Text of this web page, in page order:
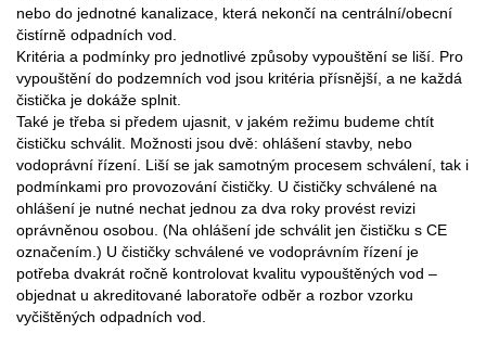
nebo do jednotné kanalizace, která nekončí na centrální/obecní
čistírně odpadních vod.
Kritéria a podmínky pro jednotlivé způsoby vypouštění se liší. Pro
vypouštění do podzemních vod jsou kritéria přísnější, a ne každá
čistička je dokáže splnit.
Také je třeba si předem ujasnit, v jakém režimu budeme chtít
čističku schválit. Možnosti jsou dvě: ohlášení stavby, nebo
vodoprávní řízení. Liší se jak samotným procesem schválení, tak i
podmínkami pro provozování čističky. U čističky schválené na
ohlášení je nutné nechat jednou za dva roky provést revizi
oprávněnou osobou. (Na ohlášení jde schválit jen čističku s CE
označením.) U čističky schválené ve vodoprávním řízení je
potřeba dvakrát ročně kontrolovat kvalitu vypouštěných vod –
objednat u akreditované laboratoře odběr a rozbor vzorku
vyčištěných odpadních vod.